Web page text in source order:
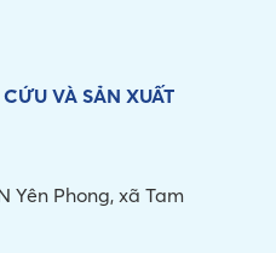
VÀSẢN XUẤT
Yên Phong, xã Tam